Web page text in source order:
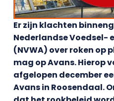
Er zijn klachten
Nederlandse Voedsel-
(NVWA) over roken op
mag op Avans. Hierop
afgelopen december
Avans in Roosendaal.